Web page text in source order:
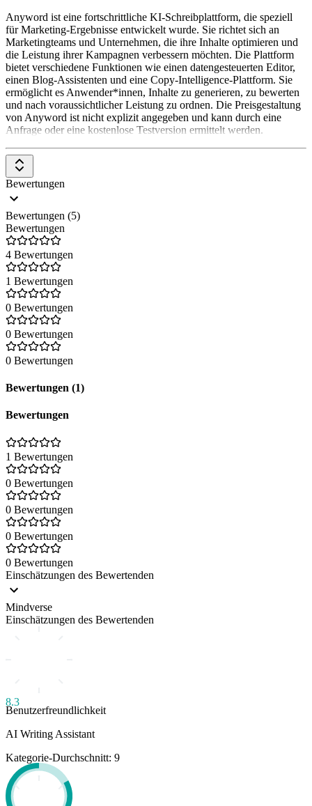
Anyword ist eine fortschrittliche KI-Schreibplattform, die speziell
für Marketing-Ergebnisse entwickelt wurde. Sie richtet sich an
Marketingteams und Unternehmen, die ihre Inhalte optimieren und
die Leistung ihrer Kampagnen verbessern möchten. Die Plattform
bietet verschiedene Funktionen wie einen datengesteuerten Editor,
einen Blog-Assistenten und eine Copy-Intelligence-Plattform. Sie
ermöglicht es Anwender*innen, Inhalte zu generieren, zu bewerten
und nach voraussichtlicher Leistung zu ordnen. Die Preisgestaltung
von Anyword ist nicht explizit angegeben und kann durch eine
Anfrage oder eine kostenlose Testversion ermittelt werden.
Bewertungen
Bewertungen (5)
Bewertungen
4 Bewertungen
1 Bewertungen
0 Bewertungen
0 Bewertungen
0 Bewertungen
Bewertungen (1)
Bewertungen
1 Bewertungen
0 Bewertungen
0 Bewertungen
0 Bewertungen
0 Bewertungen
Einschätzungen des Bewertenden
Mindverse
Einschätzungen des Bewertenden
8.3
Benutzerfreundlichkeit
AI Writing Assistant
Kategorie-Durchschnitt: 9